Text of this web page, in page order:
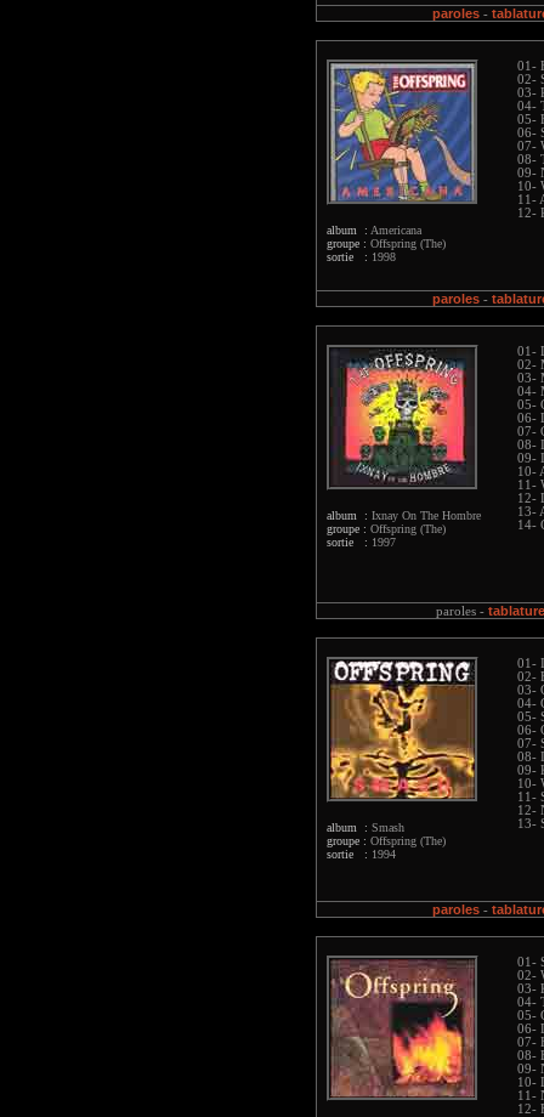
paroles -
album : Americana
groupe : Offspring (The)
sortie : 1998
01-
02-
03-
04-
05-
06-
07-
08-
09-
10-
11-
12-
paroles -
album : Ixnay On The Hombre
groupe : Offspring (The)
sortie : 1997
01-
02-
03-
04-
05-
06-
07-
08-
09-
10-
11-
12-
13-
14-
paroles -
album : Smash
groupe : Offspring (The)
sortie : 1994
01-
02-
03-
04-
05-
06-
07-
08-
09-
10-
11-
12-
13-
paroles -
01-
02-
03-
04-
05-
06-
07-
08-
09-
10-
11-
12-